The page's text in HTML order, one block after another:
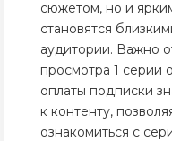
сюжетом, но и
становятся
аудитории. Важно
просмотра 1 серии
оплаты подписки
к контенту,
ознакомиться с